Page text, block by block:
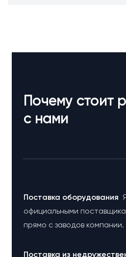
Почему стоит
с нами
Поставка оборудования
официальными
прямо с заводов компании.
Поставка из